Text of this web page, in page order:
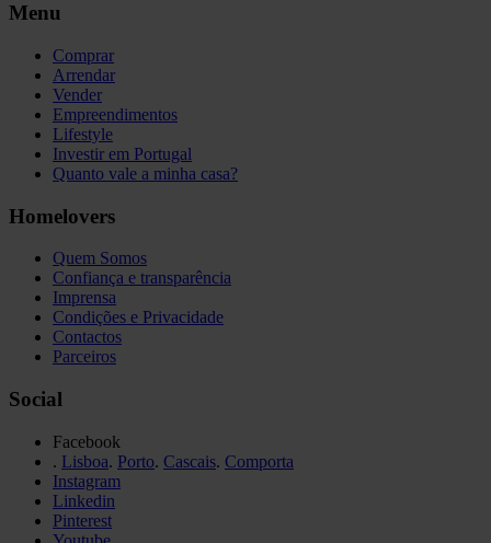
Menu
Comprar
Arrendar
Vender
Empreendimentos
Lifestyle
Investir em Portugal
Quanto vale a minha casa?
Homelovers
Quem Somos
Confiança e transparência
Imprensa
Condições e Privacidade
Contactos
Parceiros
Social
Facebook
. Lisboa. Porto. Cascais. Comporta
Instagram
Linkedin
Pinterest